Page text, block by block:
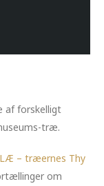
af forskelligt
træ.
LÆ – træernes Thy
om